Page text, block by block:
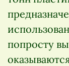
попросту